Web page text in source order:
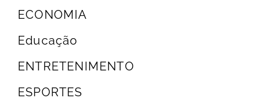
ECONOMIA
Educação
ENTRETENIMENTO
ESPORTES